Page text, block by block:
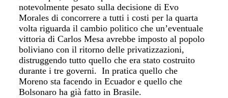
notevolmente pesato sulla decisione di Evo
Morales di concorrere a tutti i costi per la quarta
volta riguarda il cambio politico che un’eventuale
vittoria di Carlos Mesa avrebbe imposto al popolo
boliviano con il ritorno delle privatizzazioni,
distruggendo tutto quello che era stato costruito
durante i tre governi. In pratica quello che
Moreno sta facendo in Ecuador e quello che
Bolsonaro ha già fatto in Brasile.